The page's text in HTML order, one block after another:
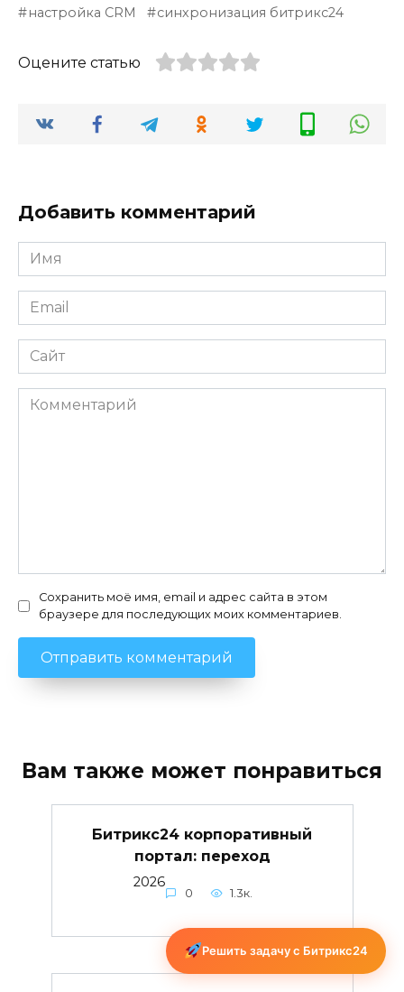
настройка CRM
синхронизация битрикс24
Оцените статью
Добавить комментарий
Имя
*
Email
*
Сайт
Комментарий
Сохранить моё имя, email и адрес сайта в этом
браузере для последующих моих комментариев.
Вам также может понравиться
Битрикс24 корпоративный
портал: переход
2026
0 1.3к.
Решить задачу с Битрикс24